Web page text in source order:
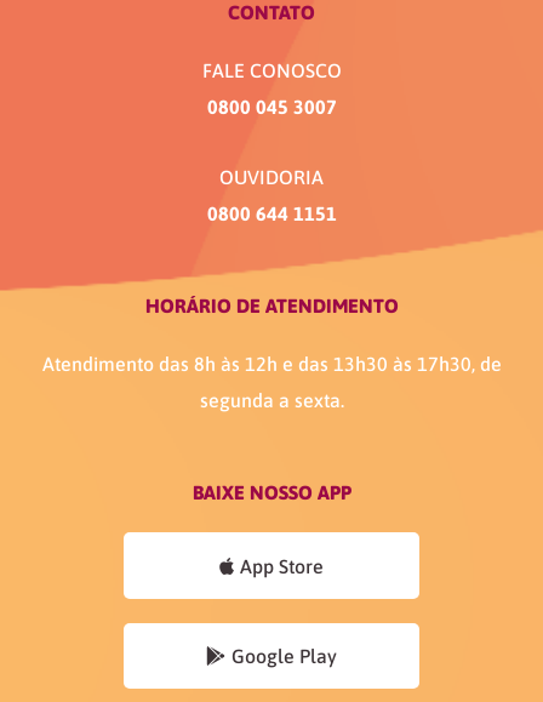
CONTATO
FALE CONOSCO
0800 045 3007
OUVIDORIA
0800 644 1151
HORÁRIO DE ATENDIMENTO
Atendimento das 8h às 12h e das 13h30 às 17h30, de
segunda a sexta.
BAIXE NOSSO APP
App Store
Google Play